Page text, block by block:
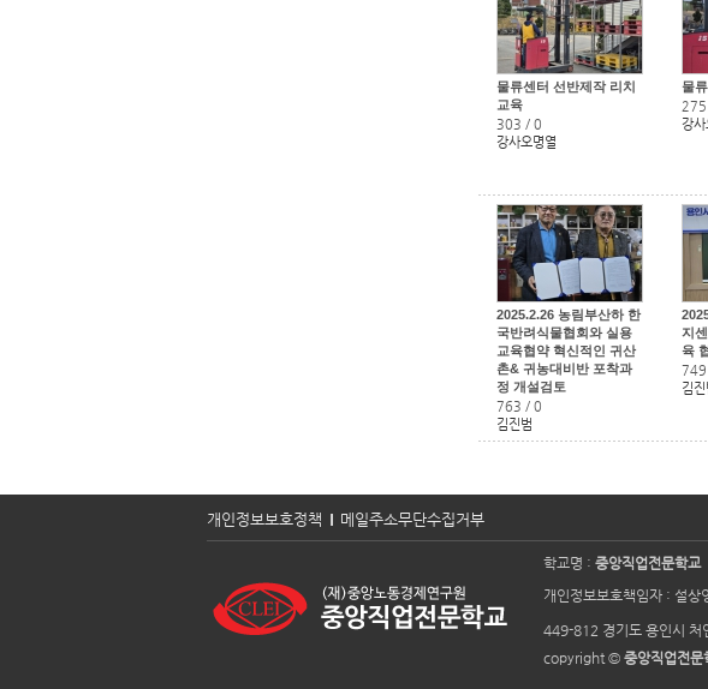
물류센터 선반제작 리치
교육
303 / 0
강사오명열
물
275
강사
2025.2.26 농림부산하 한
국반려식물협회와 실용
교육협약 혁신적인 귀산
촌& 귀농대비반 포착과
정 개설검토
763 / 0
김진범
지
육
749
김진
개인정보보호정책 메일주소무단수집거부
학교명 : 중앙직업전문학교
개인정보보호책임자 : 설상
449-812 경기도 용인시 처
copyright © 중앙직업전문